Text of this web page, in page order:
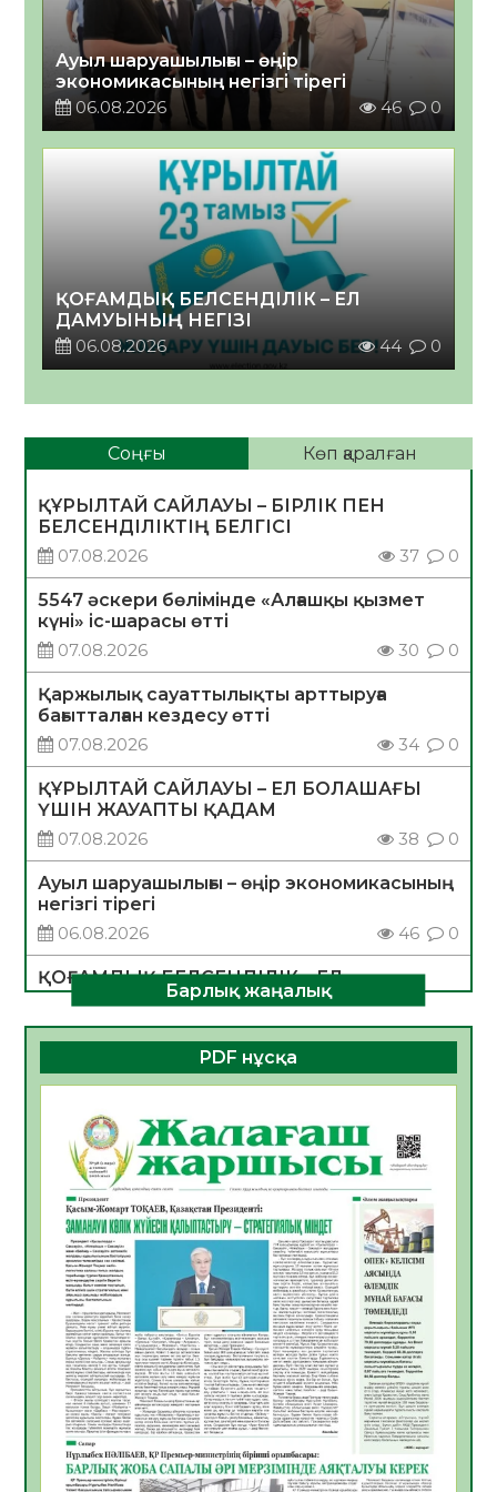
Ауыл шаруашылығы – өңір
экономикасының негізгі тірегі
06.08.2026
46 0
ҚОҒАМДЫҚ БЕЛСЕНДІЛІК – ЕЛ
ДАМУЫНЫҢ НЕГІЗІ
06.08.2026
44 0
Соңғы Көп қаралған
ҚҰРЫЛТАЙ САЙЛАУЫ – БІРЛІК ПЕН
БЕЛСЕНДІЛІКТІҢ БЕЛГІСІ
07.08.2026
37 0
5547 әскери бөлімінде «Алғашқы қызмет
күні» іс-шарасы өтті
07.08.2026
30 0
Қаржылық сауаттылықты арттыруға
бағытталған кездесу өтті
07.08.2026
34 0
ҚҰРЫЛТАЙ САЙЛАУЫ – ЕЛ БОЛАШАҒЫ
ҮШІН ЖАУАПТЫ ҚАДАМ
07.08.2026
38 0
Ауыл шаруашылығы – өңір экономикасының
негізгі тірегі
06.08.2026
46 0
ҚОҒАМДЫҚ БЕЛСЕНДІЛІК – ЕЛ
ДАМУЫНЫҢ НЕГІЗІ
06.08.2026
44 0
ҚҰРЫЛТАЙ САЙЛАУЫ – БОЛАШАҚҚА
БАСТАР ЖАУАПТЫ ТАҢДАУ
06.08.2026
Инфекциялық ауруларға қарсы иммундау
жұмыстарының тиімділігі
06.08.2026
48
Көкжөтел ауруы туралы
06.08.2026
44
АПВ вакцинасы туралы мәлімет
06.08.2026
43
Open Air: Қызылорда облысы полиция
департаменті 20 мыңнан астам
көрерменнің қауіпсіздігін қамтамасыз етті
06.08.2026
57
Барлық жаңалық
PDF нұсқа